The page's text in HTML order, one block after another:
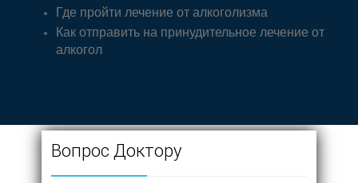
Где пройти лечение от алкоголизма
Как отправить на принудительное лечение от
алкогол
Вопрос Доктору